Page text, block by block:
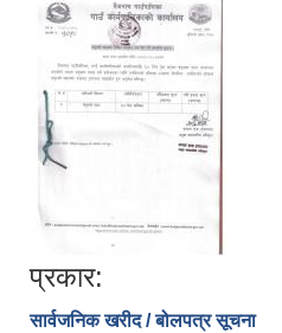
प्रकार:
सार्वजनिक खरीद / बोलपत्र सूचना